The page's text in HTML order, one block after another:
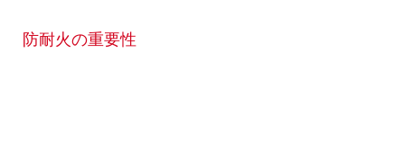
防耐火の重要性